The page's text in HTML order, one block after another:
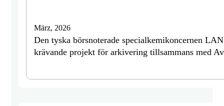
März, 2026
Den tyska börsnoterade specialkemikoncernen
krävande projekt för arkivering tillsammans med